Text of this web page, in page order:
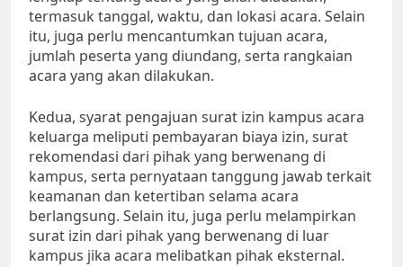
termasuk tanggal, waktu, dan lokasi acara. Selain
itu, juga perlu mencantumkan tujuan acara,
jumlah peserta yang diundang, serta rangkaian
acara yang akan dilakukan.
Kedua, syarat pengajuan surat izin kampus acara
keluarga meliputi pembayaran biaya izin, surat
rekomendasi dari pihak yang berwenang di
kampus, serta pernyataan tanggung jawab terkait
keamanan dan ketertiban selama acara
berlangsung. Selain itu, juga perlu melampirkan
surat izin dari pihak yang berwenang di luar
kampus jika acara melibatkan pihak eksternal.